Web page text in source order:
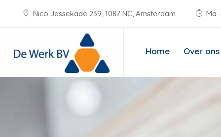
Nico Jessekade 239, 1087 NC, Amsterdam Ma
Home Over ons